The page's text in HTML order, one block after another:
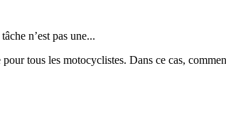
n’est pas une...
tous les motocyclistes. Dans ce cas,